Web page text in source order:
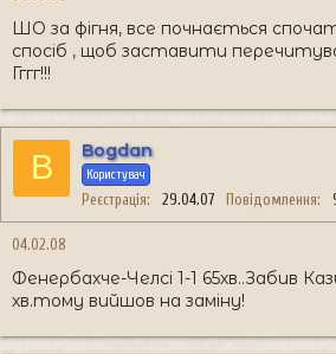
ШО за фігня, все почнається
спосіб , щоб заставити
Гггг!!!
B Bogdan
Користувач
Реєстрація 29.04.07 Повідомлення
04.02.08
Фенербахче-Челсі 1-1 65хв..Забив
хв.тому вийшов на заміну!